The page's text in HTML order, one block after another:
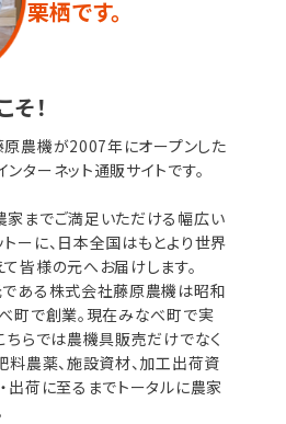
栗栖です。
！
農機が2007年にオープンした
ターネット通販サイトです。
家までご満足いただける幅広い
ーに、日本全国はもとより世界
皆様の元へお届けします。
である株式会社藤原農機は昭和
町で創業。現在みなべ町で実
ちらでは農機具販売だけでなく
料農薬、施設資材、加工出荷資
出荷に至るまでトータルに農家